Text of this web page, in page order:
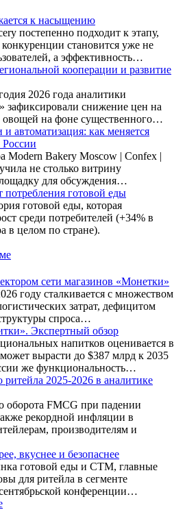
к насыщению
постепенно подходит к этапу,
становится уже не
а эффективность…
кооперации и развитие
2026 года аналитики
зафиксировали снижение цен на
овощей на фоне существенного…
автоматизация: как меняется
Modern Bakery Moscow | Confex |
не столько витрину
для обсуждения…
потребления готовой еды
готовой еды, которая
среди потребителей (+34% в
в целом по стране).
сети магазинов «Монетки»
году сталкивается с множеством
затрат, дефицитом
спроса…
Экспертный обзор
напитков оценивается в
вырасти до $387 млрд к 2035
же функциональность…
2025-2026 в аналитике
оборота FMCG при падении
рекордной инфляции в
производителям и
вкуснее и безопаснее
готовой еды и СТМ, главные
для ритейла в сегменте
конференции…